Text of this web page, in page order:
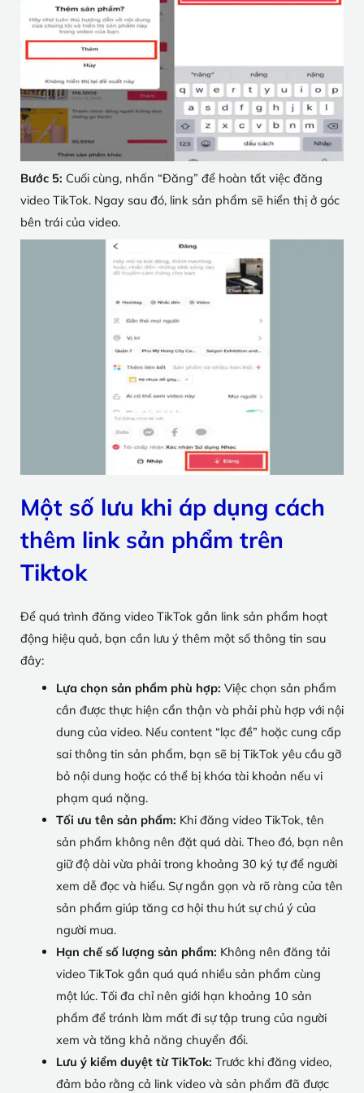
Bước 5: Cuối cùng, nhấn “Đăng” để hoàn tất việc đăng
video TikTok. Ngay sau đó, link sản phẩm sẽ hiển thị ở góc
bên trái của video.
Một số lưu khi áp dụng cách
thêm link sản phẩm trên
Tiktok
Để quá trình đăng video TikTok gắn link sản phẩm hoạt
động hiệu quả, bạn cần lưu ý thêm một số thông tin sau
đây:
Lựa chọn sản phẩm phù hợp: Việc chọn sản phẩm
cần được thực hiện cẩn thận và phải phù hợp với nội
dung của video. Nếu content “lạc đề” hoặc cung cấp
sai thông tin sản phẩm, bạn sẽ bị TikTok yêu cầu gỡ
bỏ nội dung hoặc có thể bị khóa tài khoản nếu vi
phạm quá nặng.
Tối ưu tên sản phẩm: Khi đăng video TikTok, tên
sản phẩm không nên đặt quá dài. Theo đó, bạn nên
giữ độ dài vừa phải trong khoảng 30 ký tự để người
xem dễ đọc và hiểu. Sự ngắn gọn và rõ ràng của tên
sản phẩm giúp tăng cơ hội thu hút sự chú ý của
người mua.
Hạn chế số lượng sản phẩm: Không nên đăng tải
video TikTok gắn quá quá nhiều sản phẩm cùng
một lúc. Tối đa chỉ nên giới hạn khoảng 10 sản
phẩm để tránh làm mất đi sự tập trung của người
xem và tăng khả năng chuyển đổi.
Lưu ý kiểm duyệt từ TikTok: Trước khi đăng video,
đảm bảo rằng cả link video và sản phẩm đã được